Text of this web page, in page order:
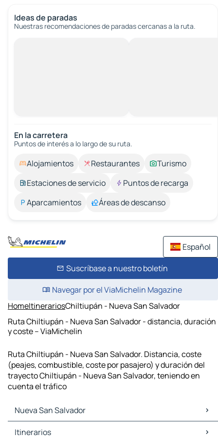
Ideas de paradas
Nuestras recomendaciones de paradas cercanas a la ruta.
En la carretera
Puntos de interés a lo largo de su ruta.
Alojamientos Restaurantes
Turismo
Estaciones de servicio
Puntos de recarga
Aparcamientos
Áreas de descanso
Español
Suscríbase a nuestro boletín
Navegar por el ViaMichelin Magazine
HomeItinerariosChiltiupán - Nueva San Salvador
Ruta Chiltiupán - Nueva San Salvador - distancia, duración
y coste – ViaMichelin
Ruta Chiltiupán - Nueva San Salvador. Distancia, coste
(peajes, combustible, coste por pasajero) y duración del
trayecto Chiltiupán - Nueva San Salvador, teniendo en
cuenta el tráfico
Nueva San Salvador
Nueva San Salvador Mapas Planos
Itinerarios